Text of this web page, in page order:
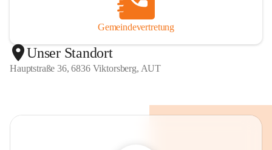
Gemeindevertretung
Unser Standort
Hauptstraße 36, 6836 Viktorsberg, AUT